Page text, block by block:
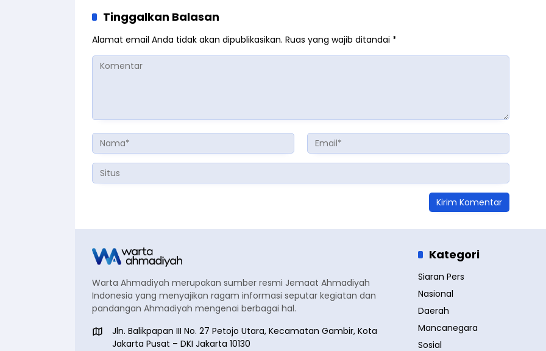
Tinggalkan Balasan
Alamat email Anda tidak akan dipublikasikan. Ruas yang wajib ditandai *
Warta Ahmadiyah merupakan sumber resmi Jemaat Ahmadiyah
Indonesia yang menyajikan ragam informasi seputar kegiatan dan
pandangan Ahmadiyah mengenai berbagai hal.
Jln. Balikpapan III No. 27 Petojo Utara, Kecamatan Gambir, Kota
Jakarta Pusat – DKI Jakarta 10130
Kategori
Siaran Pers
Nasional
Daerah
Mancanegara
Sosial